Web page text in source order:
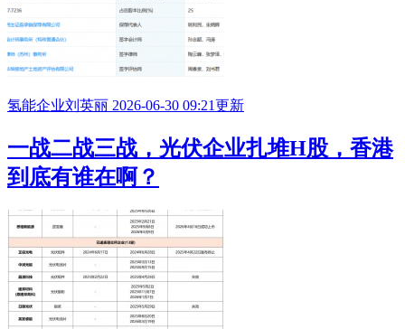
氢能企业刘英丽 2026-06-30 09:21更新
一战二战三战，光伏企业扎堆H股，香港
到底有谁在啊？